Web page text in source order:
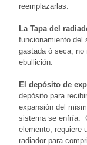
reemplazarlas.
La Tapa del
funcionamiento
gastada ó seca, no
ebullición.
El depósito de
depósito para
expansión del
sistema se enfría.
elemento, requiere
radiador para